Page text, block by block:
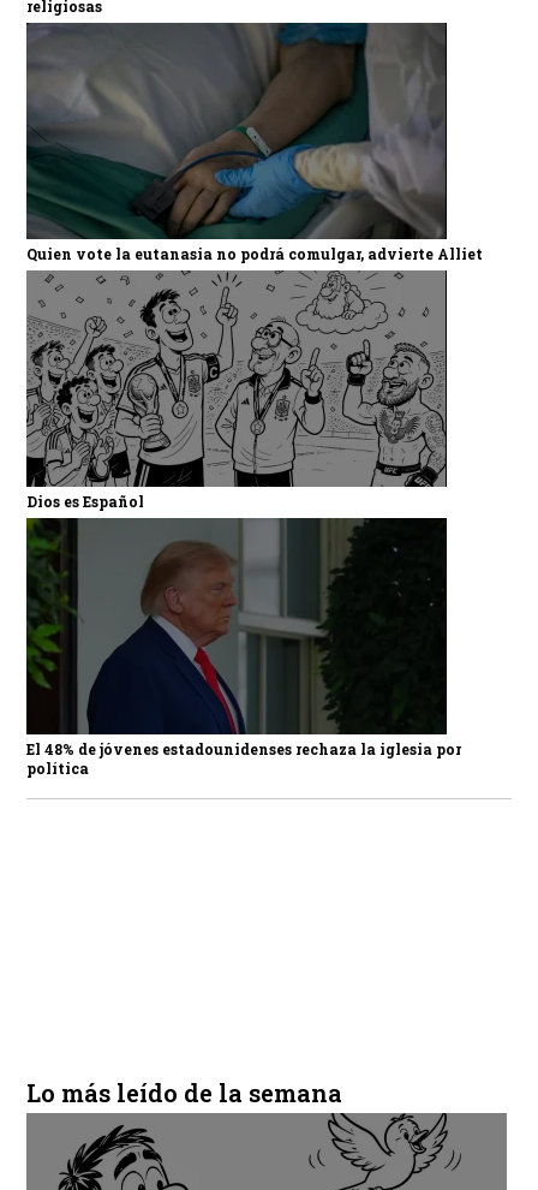
religiosas
Quien vote la eutanasia no podrá comulgar, advierte Alliet
Dios es Español
El 48% de jóvenes estadounidenses rechaza la iglesia por
política
Lo más leído de la semana